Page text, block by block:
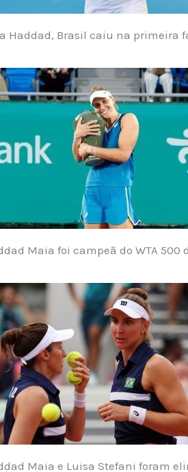
Haddad, Brasil caiu na primeira
Maia foi campeã do WTA
Maia e Luisa Stefani foram